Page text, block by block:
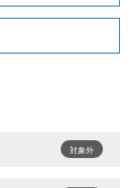
対象外